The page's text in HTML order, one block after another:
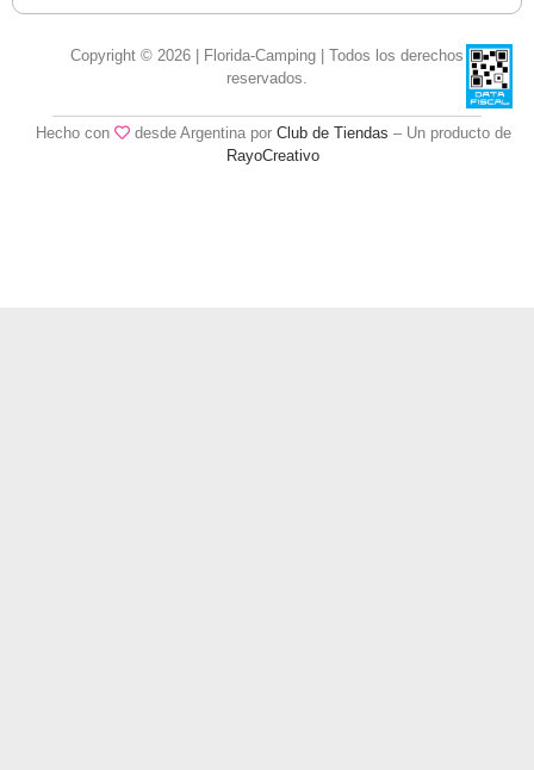
Copyright © 2026 | Florida-Camping | Todos los derechos
reservados.
Hecho con desde Argentina por Club de Tiendas – Un producto de
RayoCreativo